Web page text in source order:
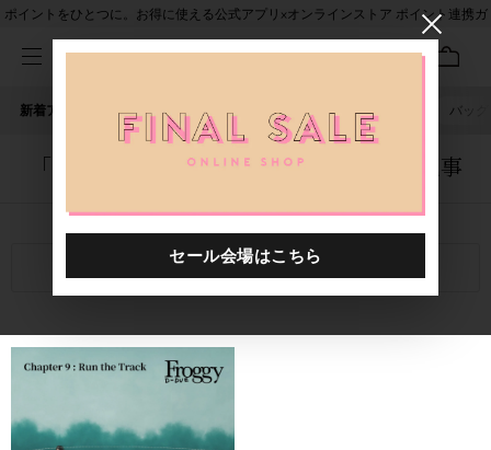
ポイントをひとつに。お得に使える公式アプリ×オンラインストア ポイント連携ガ
新着アイテム 人気ワード セール 40th限定 バッグ
「1009401.2610803.0005」に関する記事
関連キーワード